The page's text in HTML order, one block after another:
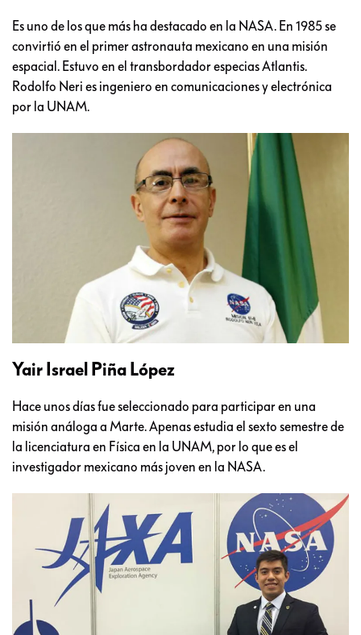
Es uno de los que más ha destacado en la NASA. En 1985 se
convirtió en el primer astronauta mexicano en una misión
espacial. Estuvo en el transbordador especias Atlantis.
Rodolfo Neri es ingeniero en comunicaciones y electrónica
por la UNAM.
Yair Israel Piña López
Hace unos días fue seleccionado para participar en una
misión análoga a Marte. Apenas estudia el sexto semestre de
la licenciatura en Física en la UNAM, por lo que es el
investigador mexicano más joven en la NASA.